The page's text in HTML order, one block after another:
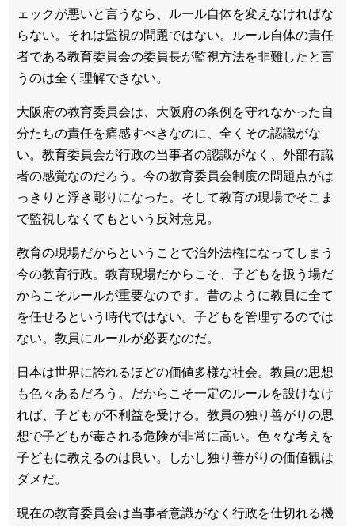
ェックが悪いと言うなら、ルール自体を変えなければな
らない。それは監視の問題ではない。ルール自体の責任
者である教育委員会の委員長が監視方法を非難したと言
うのは全く理解できない。
大阪府の教育委員会は、大阪府の条例を守れなかった自
分たちの責任を痛感すべきなのに、全くその認識がな
い。教育委員会が行政の当事者の認識がなく、外部有識
者の感覚なのだろう。今の教育委員会制度の問題点がは
っきりと浮き彫りになった。そして教育の現場でそこま
で監視しなくてもという反対意見。
教育の現場だからということで治外法権になってしまう
今の教育行政。教育現場だからこそ、子どもを扱う場だ
からこそルールが重要なのです。昔のように教員に全て
を任せるという時代ではない。子どもを管理するのでは
ない。教員にルールが必要なのだ。
日本は世界に誇れるほどの価値多様な社会。教員の思想
も色々あるだろう。だからこそ一定のルールを設けなけ
れば、子どもが不利益を受ける。教員の独り善がりの思
想で子どもが毒される危険が非常に高い。色々な考えを
子どもに教えるのは良い。しかし独り善がりの価値観は
ダメだ。
現在の教育委員会は当事者意識がなく行政を仕切れる機